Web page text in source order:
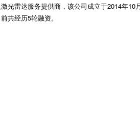
光雷达服务提供商，该公司成立于2014年
共经历5轮融资。